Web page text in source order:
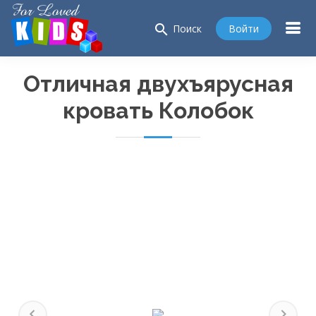
search Поиск Войти
Отличная двухъярусная
кровать Колобок